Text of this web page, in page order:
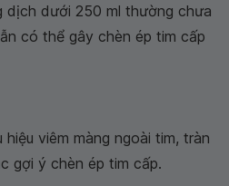
dịch dưới 250 ml thường chưa
có thể gây chèn ép tim cấp
hiệu viêm màng ngoài tim, tràn
gợi ý chèn ép tim cấp.